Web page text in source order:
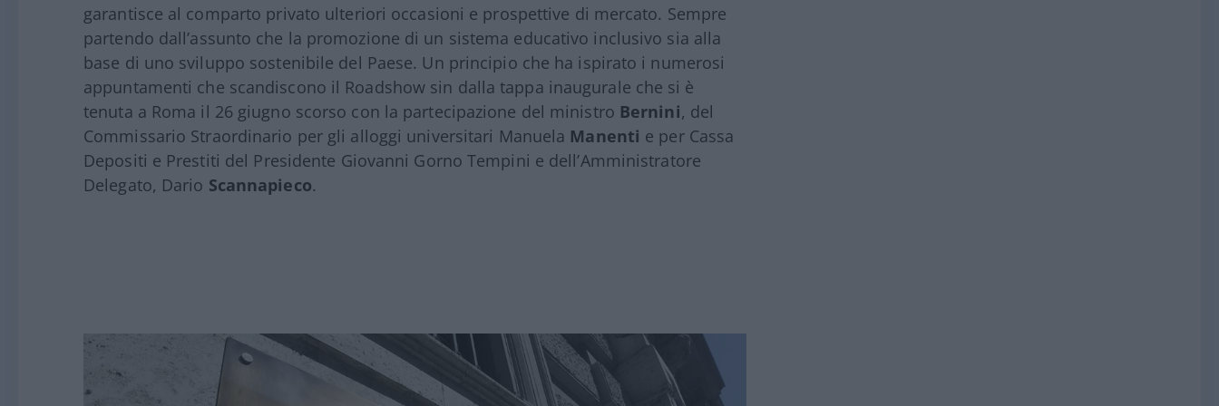
garantisce al comparto privato ulteriori occasioni e prospettive di mercato. Sempre
partendo dall’assunto che la promozione di un sistema educativo inclusivo sia alla
base di uno sviluppo sostenibile del Paese. Un principio che ha ispirato i numerosi
appuntamenti che scandiscono il Roadshow sin dalla tappa inaugurale che si è
tenuta a Roma il 26 giugno scorso con la partecipazione del ministro Bernini, del
Commissario Straordinario per gli alloggi universitari Manuela Manenti e per Cassa
Depositi e Prestiti del Presidente Giovanni Gorno Tempini e dell’Amministratore
Delegato, Dario Scannapieco.